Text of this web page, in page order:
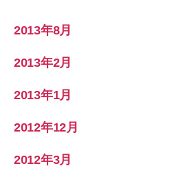
2013年8月
2013年2月
2013年1月
2012年12月
2012年3月